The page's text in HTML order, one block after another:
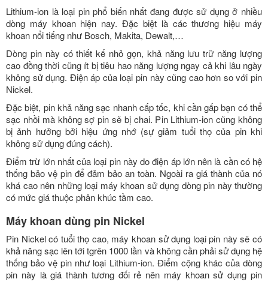
Lithium-ion là loại pin phổ biến nhất đang được sử dụng ở nhiều
dòng máy khoan hiện nay. Đặc biệt là các thương hiệu máy
khoan nổi tiếng như Bosch, Makita, Dewalt,…
Dòng pin này có thiết kế nhỏ gọn, khả năng lưu trữ năng lượng
cao đồng thời cũng ít bị tiêu hao năng lượng ngay cả khi lâu ngày
không sử dụng. Điện áp của loại pin này cũng cao hơn so với pin
Nickel.
Đặc biệt, pin khả năng sạc nhanh cấp tốc, khi cần gấp bạn có thể
sạc nhồi mà không sợ pin sẽ bị chai. Pin Lithium-ion cũng không
bị ảnh hưởng bởi hiệu ứng nhớ (sự giảm tuổi thọ của pin khi
không sử dụng đúng cách).
Điểm trừ lớn nhất của loại pin này do điện áp lớn nên là cần có hệ
thống bảo vệ pin để đảm bảo an toàn. Ngoài ra giá thành của nó
khá cao nên những loại máy khoan sử dụng dòng pin này thường
có mức giá thuộc phân khúc tầm cao.
Máy khoan dùng pin Nickel
Pin Nickel có tuổi thọ cao, máy khoan sử dụng loại pin này sẽ có
khả năng sạc lên tới tgrên 1000 lần và không cần phải sử dụng hệ
thống bảo vệ pin như loại Lithium-ion. Điểm cộng khác của dòng
pin này là giá thành tương đối rẻ nên máy khoan sử dụng pin